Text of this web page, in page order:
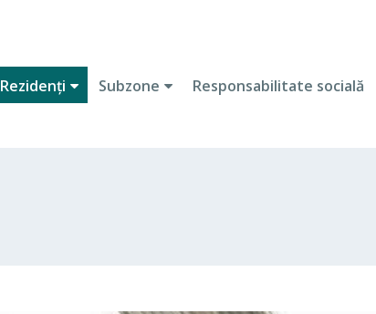
Rezidenţi Subzone Responsabilitate socială